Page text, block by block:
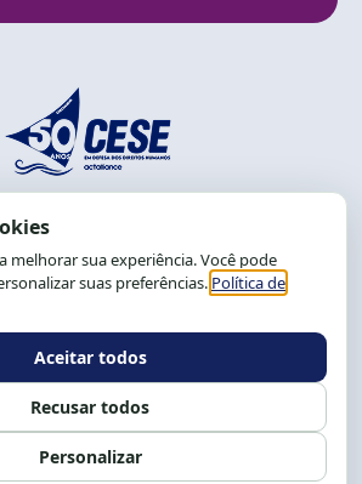
R. da Graça, 150. Graça
CEP: 40.150-055
Salvador-BA, Brasil.
5457, Cel.: (71) 9 9239-2104 ou 2105
8h às 12h e 13 às 17h.
redes Fale conosco